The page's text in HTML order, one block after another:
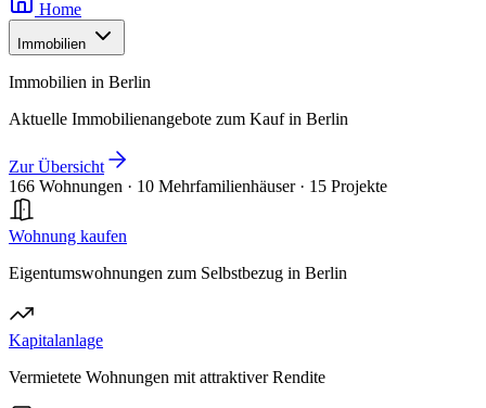
Home
Immobilien
Immobilien in Berlin
Aktuelle Immobilienangebote zum Kauf in Berlin
Zur Übersicht
166 Wohnungen · 10 Mehrfamilienhäuser · 15 Projekte
Wohnung kaufen
Eigentumswohnungen zum Selbstbezug in Berlin
Kapitalanlage
Vermietete Wohnungen mit attraktiver Rendite